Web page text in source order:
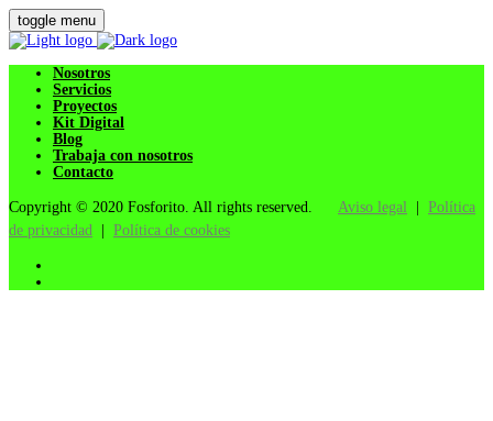
toggle menu
Nosotros
Servicios
Proyectos
Kit Digital
Blog
Trabaja con nosotros
Contacto
Copyright © 2020 Fosforito. All rights reserved. Aviso legal
Política
de privacidad
Política de cookies